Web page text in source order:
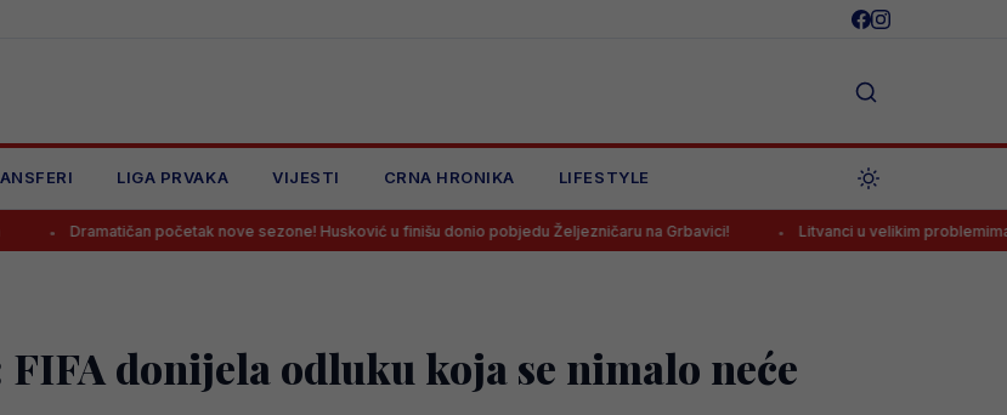
LIGA PRVAKA VIJESTI CRNA HRONIKA LIFESTYLE
početak nove sezone! Husković u finišu donio pobjedu Željezničaru na Grbavici! Litvanci u velikim problemima pred duel protiv
FIFA donijela odluku koja se nimalo neće